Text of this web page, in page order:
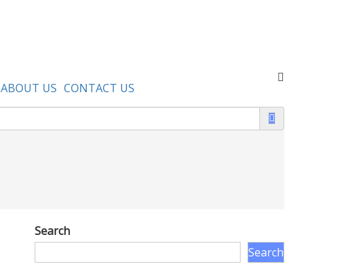
ABOUT US CONTACT US
Search
Search